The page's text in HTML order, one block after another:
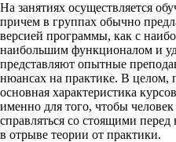
На занятиях осуществляется
причем в группах обычно
версией программы, как с
наибольшим функционалом и
представляют опытные
нюансах на практике. В целом,
основная характеристика
именно для того, чтобы
справляться со стоящими
в отрыве теории от практики.